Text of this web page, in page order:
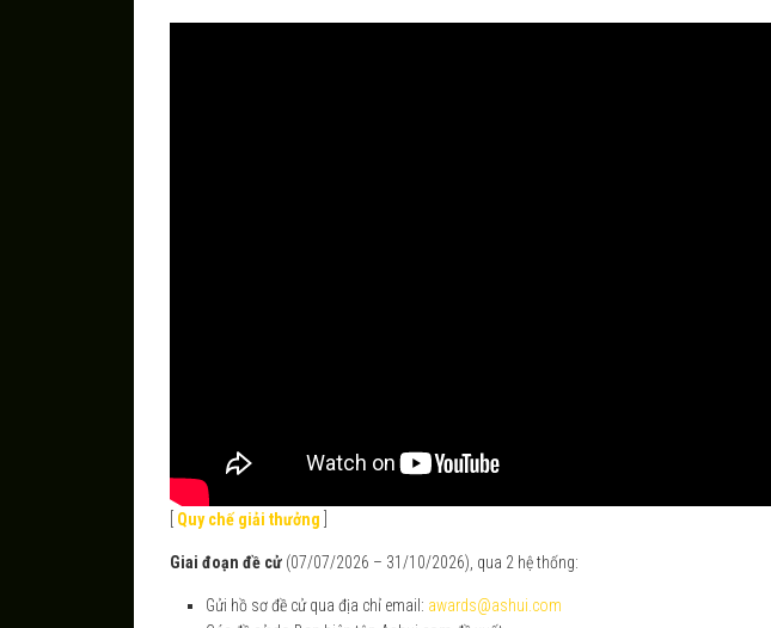
Quy chế giải thưởng
Giai đoạn đề cử (07/07/2026 – 31/10/2026), qua 2 hệ thống:
Gửi hồ sơ đề cử qua địa chỉ email: awards@ashui.com